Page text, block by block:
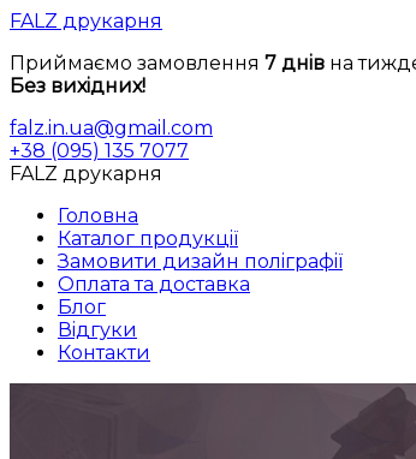
FALZ друкарня
Приймаємо замовлення 7 днiв на
Без вихiдних!
falz.in.ua@gmail.com
+38 (095) 135 7077
FALZ друкарня
Головна
Каталог продукцiї
Замовити дизайн полiграфiї
Оплата та доставка
Блог
Вiдгуки
Контакти